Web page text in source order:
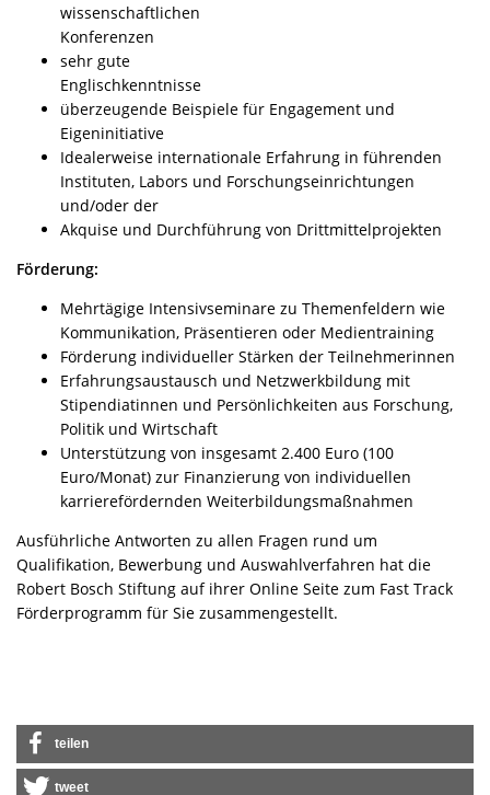
wissenschaftlichen
Konferenzen
sehr gute
Englischkenntnisse
überzeugende Beispiele für Engagement und
Eigeninitiative
Idealerweise internationale Erfahrung in führenden
Instituten, Labors und Forschungseinrichtungen
und/oder der
Akquise und Durchführung von Drittmittelprojekten
Förderung:
Mehrtägige Intensivseminare zu Themenfeldern wie
Kommunikation, Präsentieren oder Medientraining
Förderung individueller Stärken der Teilnehmerinnen
Erfahrungsaustausch und Netzwerkbildung mit
Stipendiatinnen und Persönlichkeiten aus Forschung,
Politik und Wirtschaft
Unterstützung von insgesamt 2.400 Euro (100
Euro/Monat) zur Finanzierung von individuellen
karrierefördernden Weiterbildungsmaßnahmen
Ausführliche Antworten zu allen Fragen rund um
Qualifikation, Bewerbung und Auswahlverfahren hat die
Robert Bosch Stiftung auf ihrer Online Seite zum Fast Track
Förderprogramm für Sie zusammengestellt.
teilen
tweet